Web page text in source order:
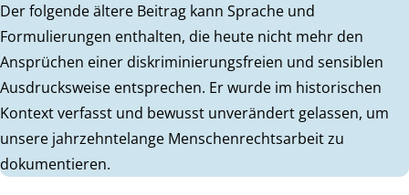
Der folgende ältere Beitrag kann Sprache und
Formulierungen enthalten, die heute nicht mehr den
Ansprüchen einer diskriminierungsfreien und sensiblen
Ausdrucksweise entsprechen. Er wurde im historischen
Kontext verfasst und bewusst unverändert gelassen, um
unsere jahrzehntelange Menschenrechtsarbeit zu
dokumentieren.